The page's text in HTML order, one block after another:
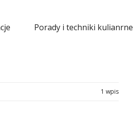
Porady i techniki kulianrne
1 wpis